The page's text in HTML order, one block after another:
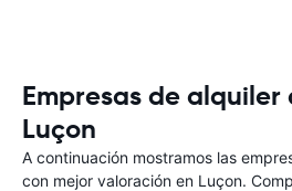
Empresas de alquiler
Luçon
A continuación mostramos las
con mejor valoración en Luçon.